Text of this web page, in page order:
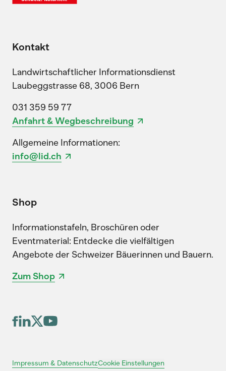
Kontakt
Landwirtschaftlicher Informationsdienst
Laubeggstrasse 68, 3006 Bern
031 359 59 77
Anfahrt & Wegbeschreibung
Allgemeine Informationen:
info@lid.ch
Shop
Informationstafeln, Broschüren oder
Eventmaterial: Entdecke die vielfältigen
Angebote der Schweizer Bäuerinnen und Bauern.
Zum Shop
Impressum & DatenschutzCookie Einstellungen